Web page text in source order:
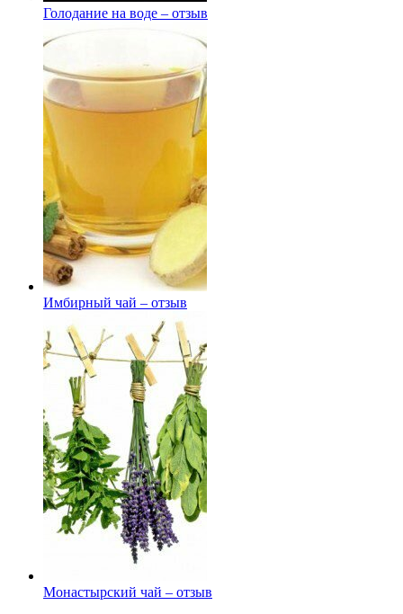
Голодание на воде – отзыв
Имбирный чай – отзыв
Монастырский чай – отзыв